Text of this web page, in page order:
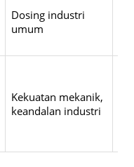
Dosing industri
umum
Kekuatan mekanik,
keandalan industri